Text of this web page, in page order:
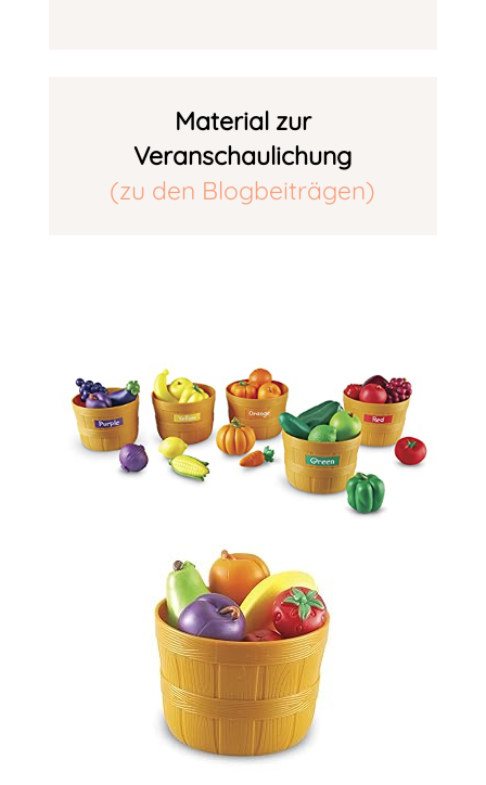
Material zur
Veranschaulichung
(zu den Blogbeiträgen)